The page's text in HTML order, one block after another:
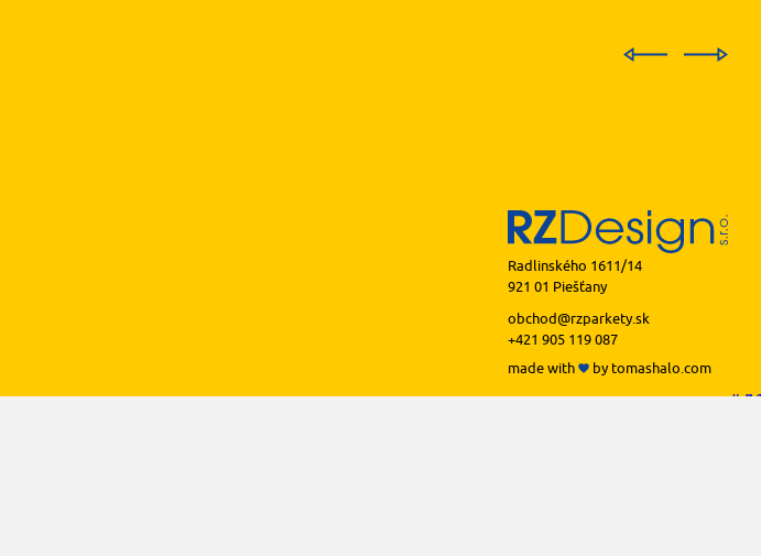
Radlinského 1611/14
921 01 Piešťany
obchod@rzparkety.sk
+421 905 119 087
made with
bytomashalo.com